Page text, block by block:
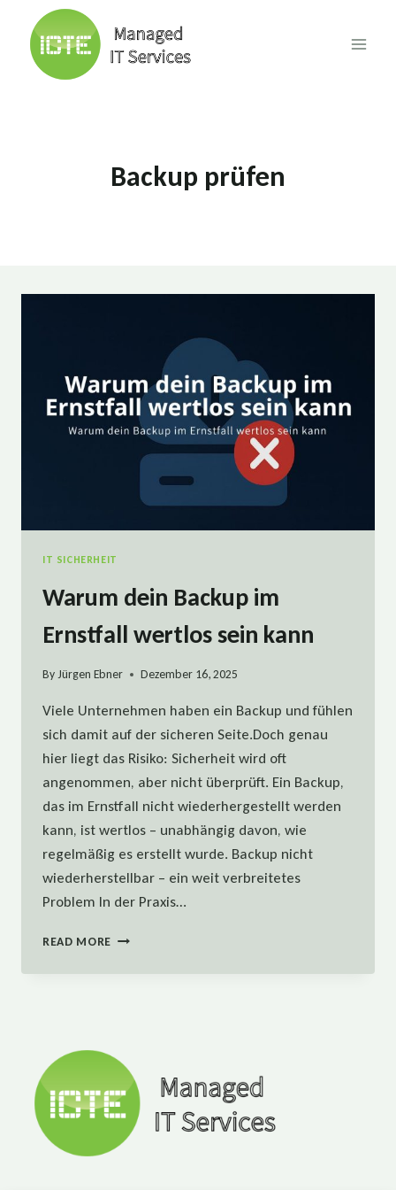
content
Backup prüfen
IT SICHERHEIT
Warum dein Backup im
Ernstfall wertlos sein kann
ByJürgen Ebner Dezember 16, 2025
Viele Unternehmen haben ein Backup und fühlen
sich damit auf der sicheren Seite.Doch genau
hier liegt das Risiko: Sicherheit wird oft
angenommen, aber nicht überprüft. Ein Backup,
das im Ernstfall nicht wiederhergestellt werden
kann, ist wertlos – unabhängig davon, wie
regelmäßig es erstellt wurde. Backup nicht
wiederherstellbar – ein weit verbreitetes
Problem In der Praxis…
READ MORE WARUM
KANN